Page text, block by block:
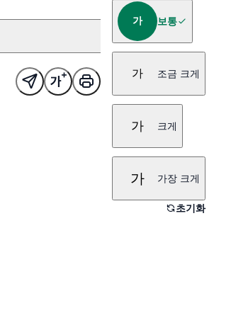
가 보통
가 조금 크게
가 크게
가 가장 크게
초기화